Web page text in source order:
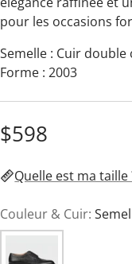
pour les occasions
Semelle : Cuir double
Forme : 2003
$598
Quelle est ma taille
Couleur & Cuir: